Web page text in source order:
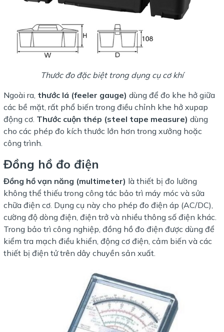
Thước đo đặc biệt trong dụng cụ cơ khí
Ngoài ra, thước lá (feeler gauge) dùng để đo khe hở giữa
các bề mặt, rất phổ biến trong điều chỉnh khe hở xupap
động cơ. Thước cuộn thép (steel tape measure) dùng
cho các phép đo kích thước lớn hơn trong xưởng hoặc
công trình.
Đồng hồ đo điện
Đồng hồ vạn năng (multimeter) là thiết bị đo lường
không thể thiếu trong công tác bảo trì máy móc và sửa
chữa điện cơ. Dụng cụ này cho phép đo điện áp (AC/DC),
cường độ dòng điện, điện trở và nhiều thông số điện khác.
Trong bảo trì công nghiệp, đồng hồ đo điện được dùng để
kiểm tra mạch điều khiển, động cơ điện, cảm biến và các
thiết bị điện tử trên dây chuyền sản xuất.